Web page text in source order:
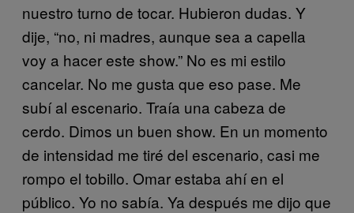
nuestro turno de tocar. Hubieron dudas. Y
dije, “no, ni madres, aunque sea a capella
voy a hacer este show.” No es mi estilo
cancelar. No me gusta que eso pase. Me
subí al escenario. Traía una cabeza de
cerdo. Dimos un buen show. En un momento
de intensidad me tiré del escenario, casi me
rompo el tobillo. Omar estaba ahí en el
público. Yo no sabía. Ya después me dijo que